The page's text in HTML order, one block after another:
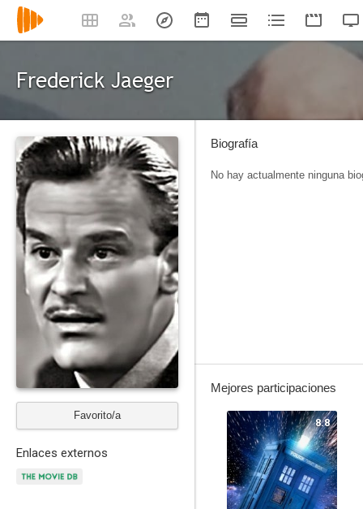
Frederick Jaeger
Favorito/a
Enlaces externos
Biografía
No hay actualmente ninguna
Mejores participaciones
8.8